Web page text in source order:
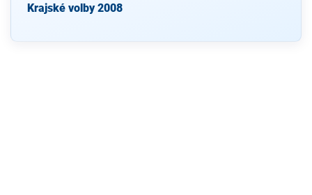
Krajské volby 2008